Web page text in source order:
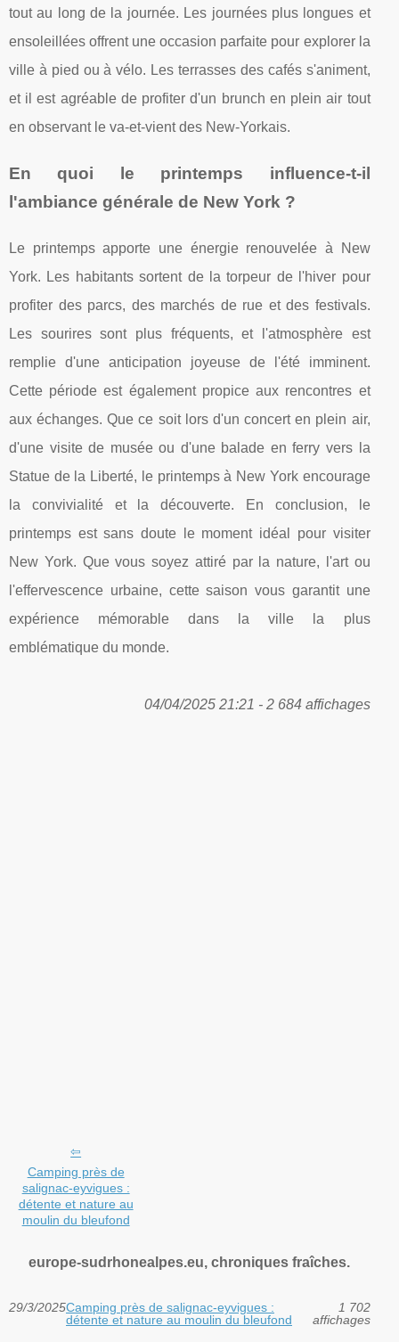
tout au long de la journée. Les journées plus longues et
ensoleillées offrent une occasion parfaite pour explorer la
ville à pied ou à vélo. Les terrasses des cafés s'animent,
et il est agréable de profiter d'un brunch en plein air tout
en observant le va-et-vient des New-Yorkais.
En quoi le printemps influence-t-il
l'ambiance générale de New York ?
Le printemps apporte une énergie renouvelée à New
York. Les habitants sortent de la torpeur de l'hiver pour
profiter des parcs, des marchés de rue et des festivals.
Les sourires sont plus fréquents, et l'atmosphère est
remplie d'une anticipation joyeuse de l'été imminent.
Cette période est également propice aux rencontres et
aux échanges. Que ce soit lors d'un concert en plein air,
d'une visite de musée ou d'une balade en ferry vers la
Statue de la Liberté, le printemps à New York encourage
la convivialité et la découverte. En conclusion, le
printemps est sans doute le moment idéal pour visiter
New York. Que vous soyez attiré par la nature, l'art ou
l'effervescence urbaine, cette saison vous garantit une
expérience mémorable dans la ville la plus
emblématique du monde.
04/04/2025 21:21 - 2 684 affichages
Camping près de
salignac-eyvigues :
détente et nature au
moulin du bleufond
europe-sudrhonealpes.eu, chroniques fraîches.
29/3/2025Camping près de salignac-eyvigues :
détente et nature au moulin du bleufond
1 702
affichages